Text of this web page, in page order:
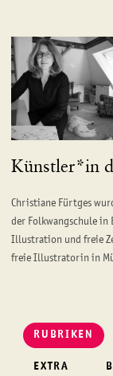
Künstler*in
Christiane Fürtges
der Folkwangschule in
Illustration und freie
freie Illustratorin in
RUBRIKEN
EXTRA